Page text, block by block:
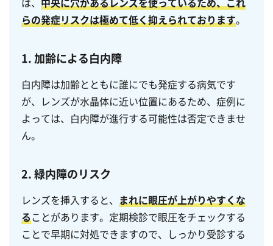
らの発症リスクは極めて低く抑えられております。
1. 加齢による白内障
白内障は加齢とともに誰にでも発症する病気です
が、レンズが水晶体に近い位置にあるため、症例に
よっては、白内障が進行する可能性は否定できませ
ん。
2. 緑内障のリスク
レンズを挿入すると、 まれに眼圧が上がりやすくな
ることがあります。定期検診で眼圧をチェックする
ことで早期に対処できますので、しっかり受診する